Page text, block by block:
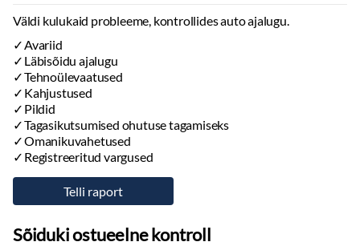
ABISÜSTEEM
CROSS TRAFFIC ALERT (CTA) - RISTUVA LIIKLUSE HOIATUS
TAGURPIDI PARKIMISALAST VÄLJASÕITES
REAR IMPACT COLLISION WARNING - TAGAOSA
AVARIIHOIATUS
WINTER PACK
2X ISTMESOOJENDUSED
2X KLIIMA
POLESTAR CONNECT
9” GRAAFILINE EKRAAN JUHILE JA 14,5” GRAAFILINE EKRAAN
GOOGLE NAVIGATSIOONISÜSTEEM
Väldi kulukaid probleeme, kontrollides auto ajalugu.
Avariid
Läbisõidu ajalugu
Tehnoülevaatused
Kahjustused
Pildid
Tagasikutsumised ohutuse tagamiseks
Omanikuvahetused
Registreeritud vargused
Sõiduki ostueelne kontroll